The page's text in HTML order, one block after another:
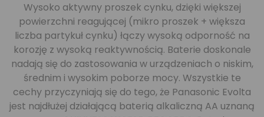
Wysoko aktywny proszek cynku, dzięki większej
powierzchni reagującej (mikro proszek + większa
liczba partykuł cynku) łączy wysoką odporność na
korozję z wysoką reaktywnością. Baterie doskonale
nadają się do zastosowania w urządzeniach o niskim,
średnim i wysokim poborze mocy. Wszystkie te
cechy przyczyniają się do tego, że Panasonic Evolta
jest najdłużej działającą baterią alkaliczną AA uznaną